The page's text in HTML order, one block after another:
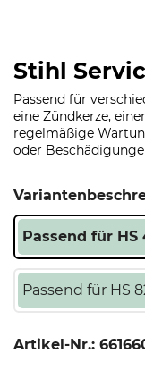
Stihl
Passend für
eine Zündkerze,
regelmäßige
oder
Passend für HS
Passend für HS
Artikel-Nr.: